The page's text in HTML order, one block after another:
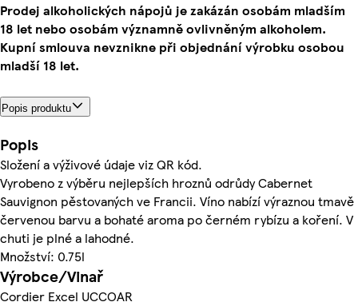
Prodej alkoholických nápojů je zakázán osobám mladším
18 let nebo osobám významně ovlivněným alkoholem.
Kupní smlouva nevznikne při objednání výrobku osobou
mladší 18 let.
Popis produktu
Popis
Složení a výživové údaje viz QR kód.
Vyrobeno z výběru nejlepších hroznů odrůdy Cabernet
Sauvignon pěstovaných ve Francii. Víno nabízí výraznou tmavě
červenou barvu a bohaté aroma po černém rybízu a koření. V
chuti je plné a lahodné.
Množství: 0.75l
Výrobce/Vinař
Cordier Excel UCCOAR